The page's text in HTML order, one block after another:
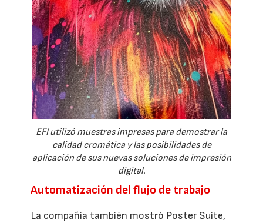
EFI utilizó muestras impresas para demostrar la
calidad cromática y las posibilidades de
aplicación de sus nuevas soluciones de impresión
digital.
Automatización del flujo de trabajo
La compañía también mostró Poster Suite,